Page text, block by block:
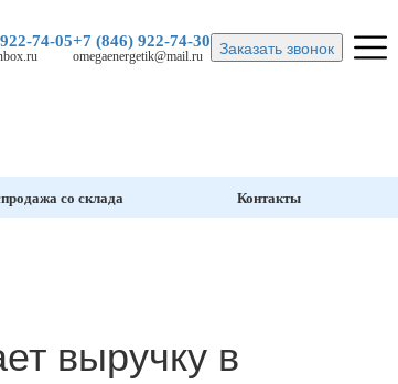
922-74-05+7 (846) 922-74-30
omegaenergetik@mail.ru Заказать звонок
со склада Контакты
выручку в